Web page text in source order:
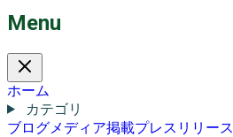
Menu
ホーム
カテゴリ
ブログメディア掲載プレスリリース